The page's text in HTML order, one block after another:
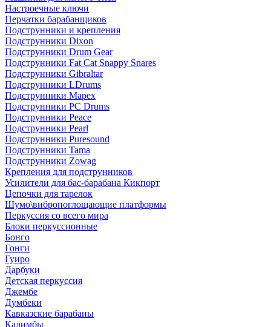
Настроечные ключи
Перчатки барабанщиков
Подструнники и крепления
Подструнники Dixon
Подструнники Drum Gear
Подструнники Fat Cat Snappy Snares
Подструнники Gibraltar
Подструнники LDrums
Подструнники Mapex
Подструнники PC Drums
Подструнники Peace
Подструнники Pearl
Подструнники Puresound
Подструнники Tama
Подструнники Zowag
Крепления для подструнников
Усилители для бас-барабана Кикпорт
Цепочки для тарелок
Шумо\вибропоглощающие платформы
Перкуссия со всего мира
Блоки перкуссионные
Бонго
Гонги
Гуиро
Дарбуки
Детская перкуссия
Джембе
Думбеки
Кавказские барабаны
Калимбы